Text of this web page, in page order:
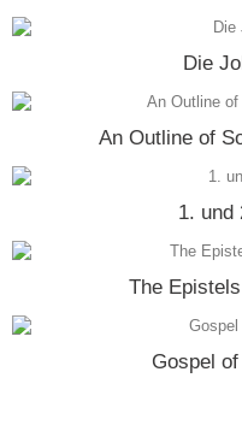
Die
An Outline of
1. und
The
Gospel